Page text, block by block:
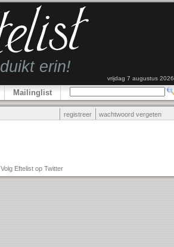
vrijdag 7 augustus 2026
Mailinglist
registreer wachtwoord vergeten
Volg Eftelist op Twitter